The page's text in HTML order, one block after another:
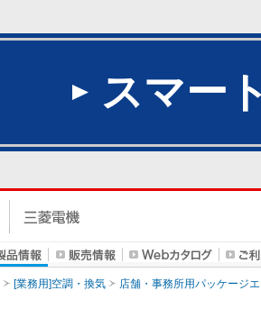
スマー
[業務用]空調・換気 店舗・事務所用パッケージ